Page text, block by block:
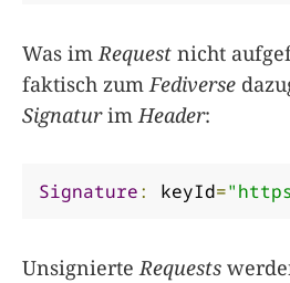
Was im Request nicht
faktisch zum Fediverse
Signaturim Header:
Signature: keyId=
Unsignierte Requests